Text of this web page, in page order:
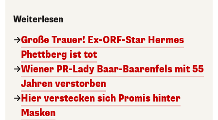
Weiterlesen
Große Trauer! Ex-ORF-Star Hermes
Phettberg ist tot
Wiener PR-Lady Baar-Baarenfels mit 55
Jahren verstorben
Hier verstecken sich Promis hinter
Masken